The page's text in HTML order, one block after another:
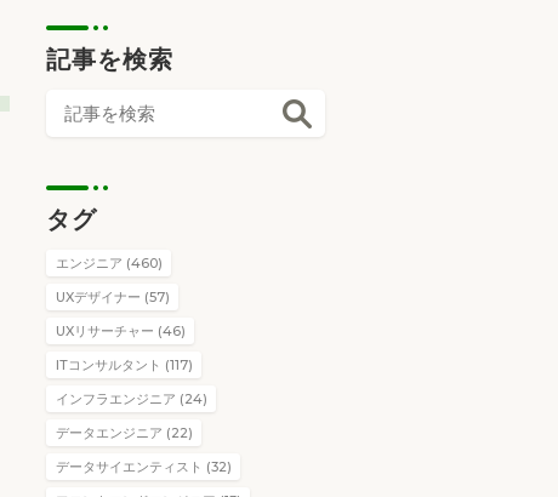
記事を検索
タグ
エンジニア (460)
UXデザイナー (57)
UXリサーチャー (46)
ITコンサルタント (117)
インフラエンジニア (24)
データエンジニア (22)
データサイエンティスト (32)